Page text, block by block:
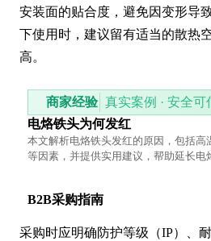
安装面的贴合度，避免因变形导
下使用时，建议留有适当的散热
高。
商家经验 真实案例 · 安全可
电烙铁头为何发红
本文解析电烙铁头发红的原因，包括高
等因素，并提供实用建议，帮助延长电
B2B采购指南
采购时应明确防护等级（IP）、